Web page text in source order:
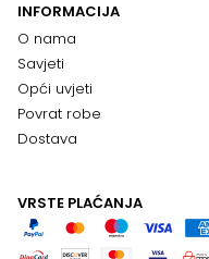
INFORMACIJA
O nama
Savjeti
Opći uvjeti
Povrat robe
Dostava
VRSTE PLAĆANJA